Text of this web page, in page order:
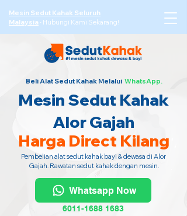
Mesin Sedut Kahak Seluruh
Malaysia · Hubungi Kami Sekarang!
Beli Alat Sedut Kahak Melalui WhatsApp.
Mesin Sedut Kahak
Alor Gajah
Harga Direct Kilang
Pembelian alat sedut kahak bayi & dewasa di Alor
Gajah. Rawatan sedut kahak dengan mesin.
Whatsapp Now
6011-1688 1683